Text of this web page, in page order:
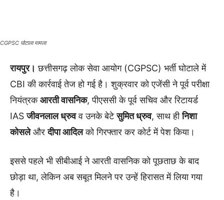
CGPSC घोटाला मामला
रायपुर। छत्तीसगढ़ लोक सेवा आयोग (CGPSC) भर्ती घोटाले में
CBI की कार्रवाई तेज हो गई है। शुक्रवार को एजेंसी ने पूर्व परीक्षा
नियंत्रकआरती वासनिक, पीएससी के पूर्व सचिव और रिटायर्ड
IASजीवनलाल ध्रुवव उनके बेटेसुमित ध्रुव, साथ हीनिशा
कोसलेऔरदीपा आदिलको गिरफ्तार कर कोर्ट में पेश किया।
इससे पहले भी सीबीआई ने आरती वासनिक को पूछताछ के बाद
छोड़ा था, लेकिन अब सबूत मिलने पर उन्हें हिरासत में लिया गया
है।